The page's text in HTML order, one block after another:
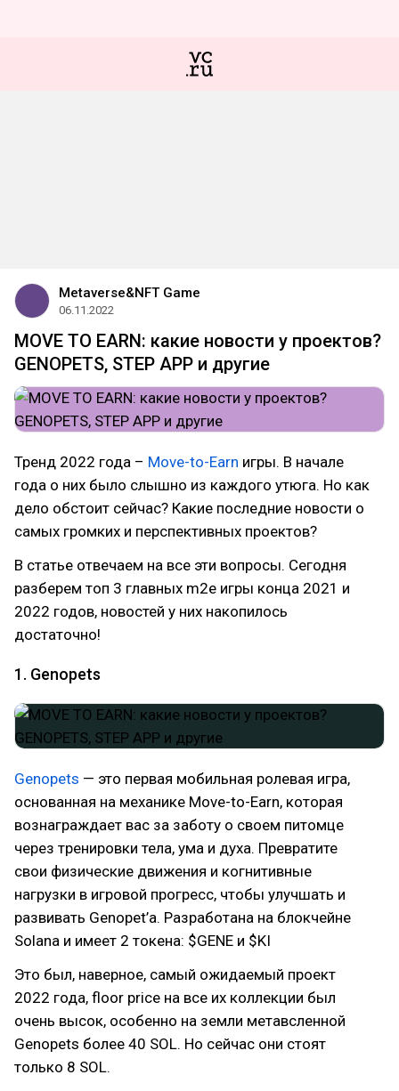
Metaverse&NFT Game
06.11.2022
MOVE TO EARN: какие новости у проектов?
GENOPETS, STEP APP и другие
Тренд 2022 года – Move-to-Earn игры. В начале
года о них было слышно из каждого утюга. Но как
дело обстоит сейчас? Какие последние новости о
самых громких и перспективных проектов?
В статье отвечаем на все эти вопросы. Сегодня
разберем топ 3 главных m2e игры конца 2021 и
2022 годов, новостей у них накопилось
достаточно!
1. Genopets
Genopets — это первая мобильная ролевая игра,
основанная на механике Move-to-Earn, которая
вознаграждает вас за заботу о своем питомце
через тренировки тела, ума и духа. Превратите
свои физические движения и когнитивные
нагрузки в игровой прогресс, чтобы улучшать и
развивать Genopet’а. Разработана на блокчейне
Solana и имеет 2 токена: $GENE и $KI
Это был, наверное, самый ожидаемый проект
2022 года, floor price на все их коллекции был
очень высок, особенно на земли метавсленной
Genopets более 40 SOL. Но сейчас они стоят
только 8 SOL.